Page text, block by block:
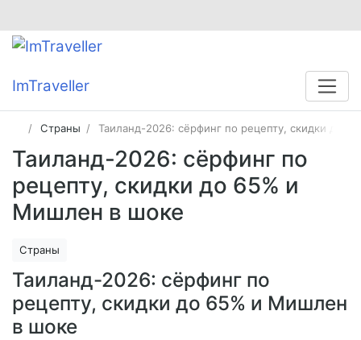
ImTraveller
Страны Таиланд-2026: сёрфинг по рецепту, скидки до
Таиланд-2026: сёрфинг по
рецепту, скидки до 65% и
Мишлен в шоке
Страны
Таиланд-2026: сёрфинг по
рецепту, скидки до 65% и Мишлен
в шоке